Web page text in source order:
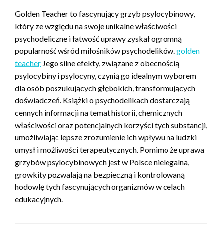
Golden Teacher to fascynujący grzyb psylocybinowy,
który ze względu na swoje unikalne właściwości
psychodeliczne i łatwość uprawy zyskał ogromną
popularność wśród miłośników psychodelików. golden
teacher Jego silne efekty, związane z obecnością
psylocybiny i psylocyny, czynią go idealnym wyborem
dla osób poszukujących głębokich, transformujących
doświadczeń. Książki o psychodelikach dostarczają
cennych informacji na temat historii, chemicznych
właściwości oraz potencjalnych korzyści tych substancji,
umożliwiając lepsze zrozumienie ich wpływu na ludzki
umysł i możliwości terapeutycznych. Pomimo że uprawa
grzybów psylocybinowych jest w Polsce nielegalna,
growkity pozwalają na bezpieczną i kontrolowaną
hodowlę tych fascynujących organizmów w celach
edukacyjnych.